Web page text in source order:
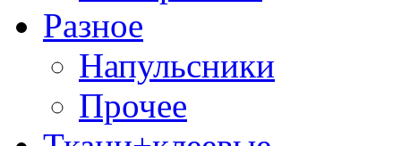
Разное
Напульсники
Прочее